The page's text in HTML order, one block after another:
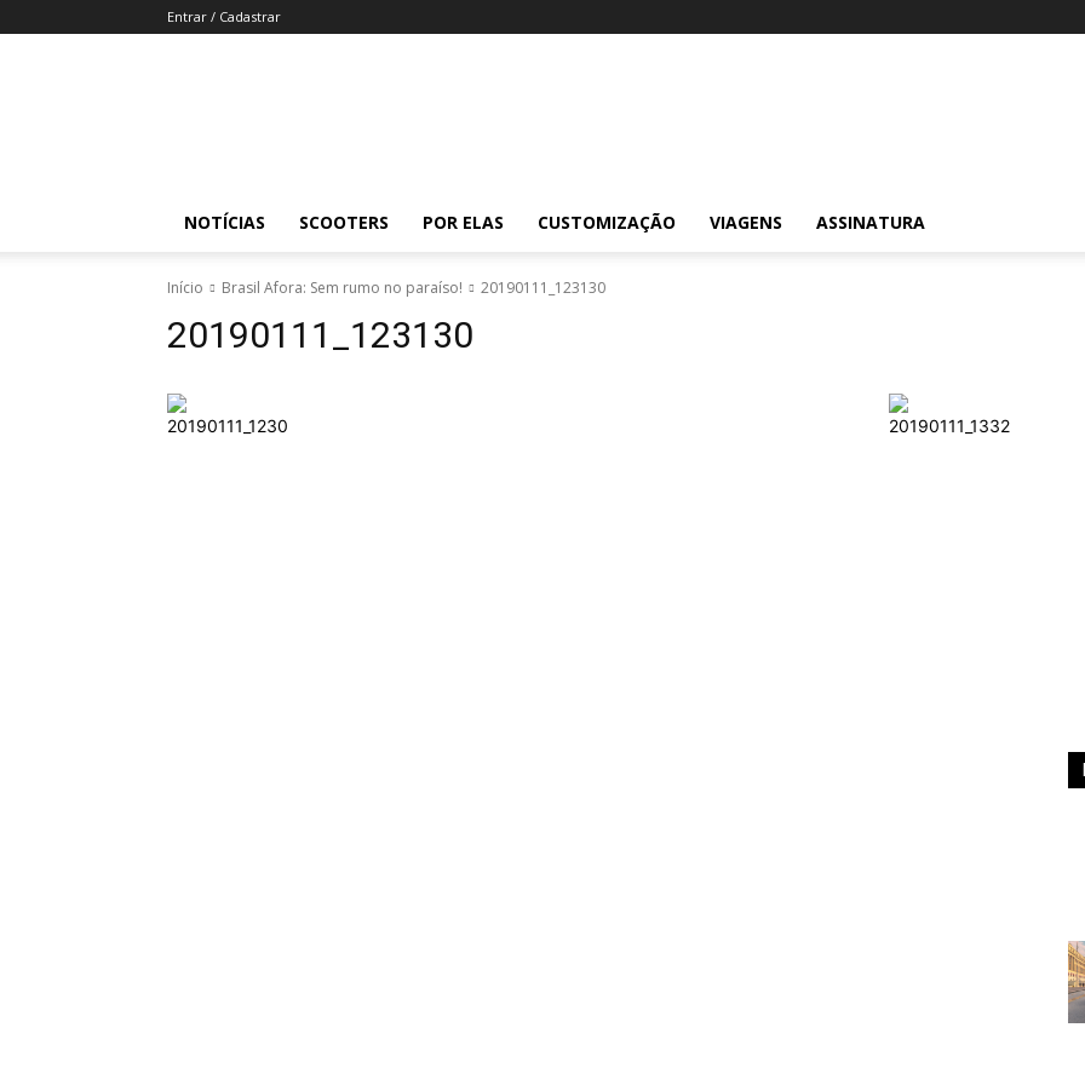
Entrar / Cadastrar
NOTÍCIAS SCOOTERS POR ELAS CUSTOMIZAÇÃO VIAGENS ASSINATURA
Início Brasil Afora: Sem rumo no paraíso! 20190111_123130
20190111_123130